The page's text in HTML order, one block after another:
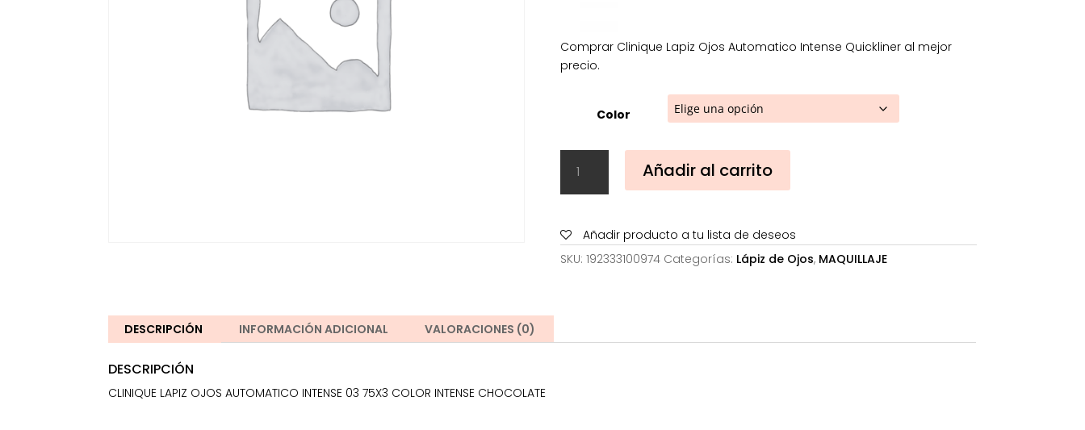
Comprar Clinique Lapiz Ojos Automatico Intense Quickliner al mejor
precio.
Color
Lapiz
Ojos
Intense
Quickliner
Añadir al carrito
Añadir producto a tu lista de deseos
SKU: 192333100974 Categorías: Lápiz de Ojos, MAQUILLAJE
DESCRIPCIÓN INFORMACIÓN ADICIONAL VALORACIONES (0)
DESCRIPCIÓN
CLINIQUE LAPIZ OJOS AUTOMATICO INTENSE 03 75X3 COLOR INTENSE CHOCOLATE